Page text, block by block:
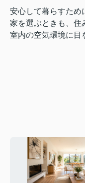
安心して暮らすため
家を選ぶときも、住
室内の空気環境に目